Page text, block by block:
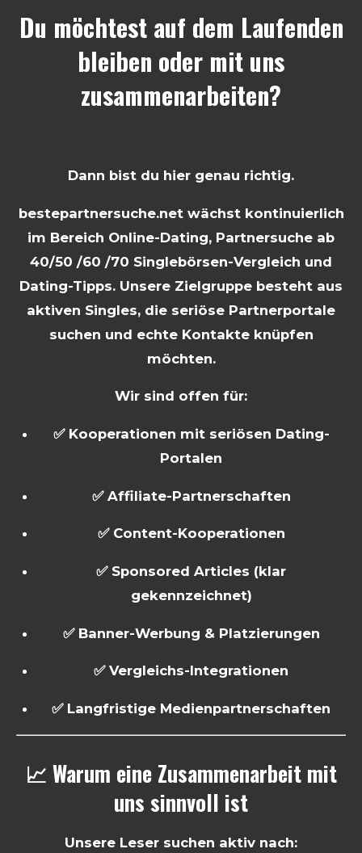
Du möchtest auf dem Laufenden
bleiben oder mit uns
zusammenarbeiten?
Dann bist du hier genau richtig.
bestepartnersuche.net wächst kontinuierlich
im Bereich Online-Dating, Partnersuche ab
40/50 /60 /70 Singlebörsen-Vergleich und
Dating-Tipps. Unsere Zielgruppe besteht aus
aktiven Singles, die seriöse Partnerportale
suchen und echte Kontakte knüpfen
möchten.
Wir sind offen für:
✅ Kooperationen mit seriösen Dating-
Portalen
✅ Affiliate-Partnerschaften
✅ Content-Kooperationen
✅ Sponsored Articles (klar
gekennzeichnet)
✅ Banner-Werbung & Platzierungen
✅ Vergleichs-Integrationen
✅ Langfristige Medienpartnerschaften
📈 Warum eine Zusammenarbeit mit
uns sinnvoll ist
Unsere Leser suchen aktiv nach: